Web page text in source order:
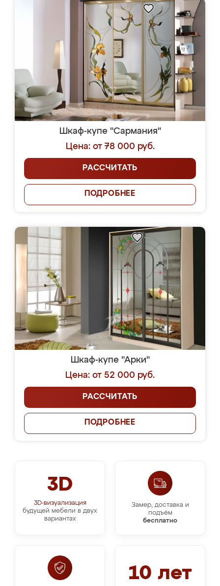
Шкаф-купе "Сармания"
Цена: от 78 000 руб.
РАССЧИТАТЬ
ПОДРОБНЕЕ
Шкаф-купе "Арки"
Цена: от 52 000 руб.
РАССЧИТАТЬ
ПОДРОБНЕЕ
3D
3D-визуализация
будущей мебели в двух
вариантах
Замер, доставка и
подъём
бесплатно
10 лет